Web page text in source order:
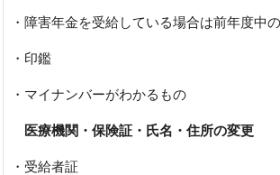
・障害年金を受給している場合は前年度中
・印鑑
・マイナンバーがわかるもの
医療機関・保険証・氏名・住所の変更
・受給者証